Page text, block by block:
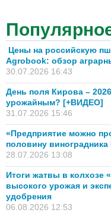
Цены на российскую
Agrobook: обзор
30.07.2026 16:43
День поля Кирова –
урожайным? [+ВИДЕО]
31.07.2026 15:46
«Предприятие можно
половину
28.07.2026 13:08
Итоги жатвы в колхозе
высокого урожая и
удобрения
06.08.2026 12:53